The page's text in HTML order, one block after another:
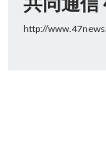
http://